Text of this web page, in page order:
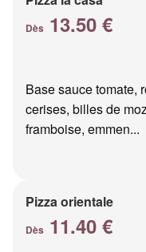
Dès 13.50 €
Base sauce tomate,
cerises, billes de
framboise, emmen...
Pizza orientale
Dès 11.40 €